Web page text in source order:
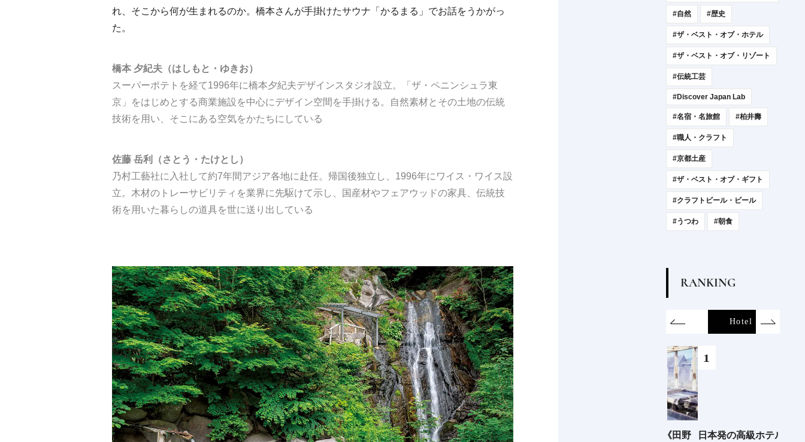
れ、そこから何が生まれるのか。橋本さんが手掛けたサウナ「かるまる」でお話をうかがっ
た。
橋本 夕紀夫（はしもと・ゆきお）
スーパーポテトを経て1996年に橋本夕紀夫デザインスタジオ設立。「ザ・ペニンシュラ東
京」をはじめとする商業施設を中心にデザイン空間を手掛ける。自然素材とその土地の伝統
技術を用い、そこにある空気をかたちにしている
佐藤 岳利（さとう・たけとし）
乃村工藝社に入社して約7年間アジア各地に赴任。帰国後独立し、1996年にワイス・ワイス設
立。木材のトレーサビリティを業界に先駆けて示し、国産材やフェアウッドの家具、伝統技
術を用いた暮らしの道具を世に送り出している
#自然 #歴史
#ザ・ベスト・オブ・ホテル
#ザ・ベスト・オブ・リゾート
#伝統工芸
#Discover Japan Lab
#名宿・名旅館 #柏井壽
#職人・クラフト
#京都土産
#ザ・ベスト・オブ・ギフト
#クラフトビール・ビール
#うつわ #朝食
RANKING
Tradition Hotel
Discover Japan 2026年9月
日本発の高級ホテルブラ